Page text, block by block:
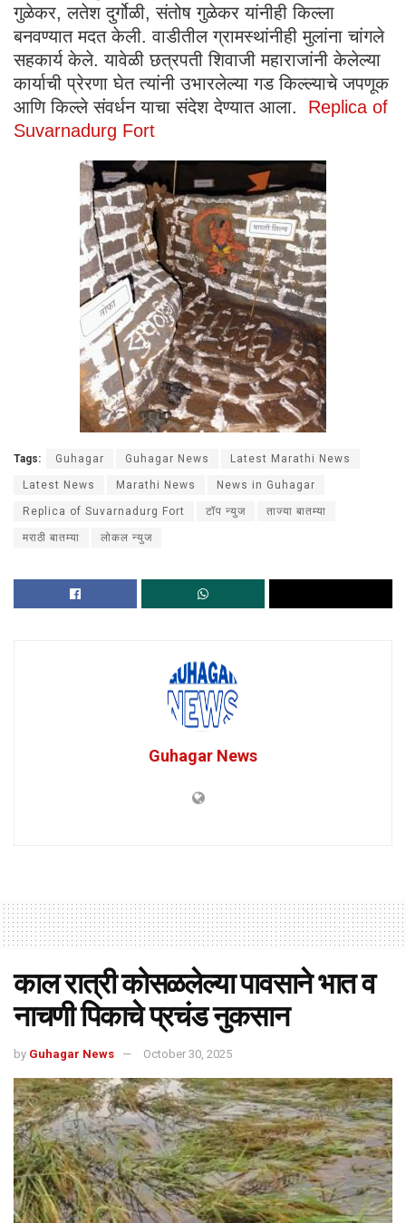
गुळेकर, लतेश दुर्गोळी, संतोष गुळेकर यांनीही किल्ला
बनवण्यात मदत केली. वाडीतील ग्रामस्थांनीही मुलांना चांगले
सहकार्य केले. यावेळी छत्रपती शिवाजी महाराजांनी केलेल्या
कार्याची प्रेरणा घेत त्यांनी उभारलेल्या गड किल्ल्याचे जपणूक
आणि किल्ले संवर्धन याचा संदेश देण्यात आला. Replica of
Suvarnadurg Fort
Tags: Guhagar Guhagar News Latest Marathi News
Latest News Marathi News News in Guhagar
Replica of Suvarnadurg Fort टॉप न्युज ताज्या बातम्या
मराठी बातम्या लोकल न्युज
Guhagar News
काल रात्री कोसळलेल्या पावसाने भात व
नाचणी पिकाचे प्रचंड नुकसान
by Guhagar News October 30, 2025